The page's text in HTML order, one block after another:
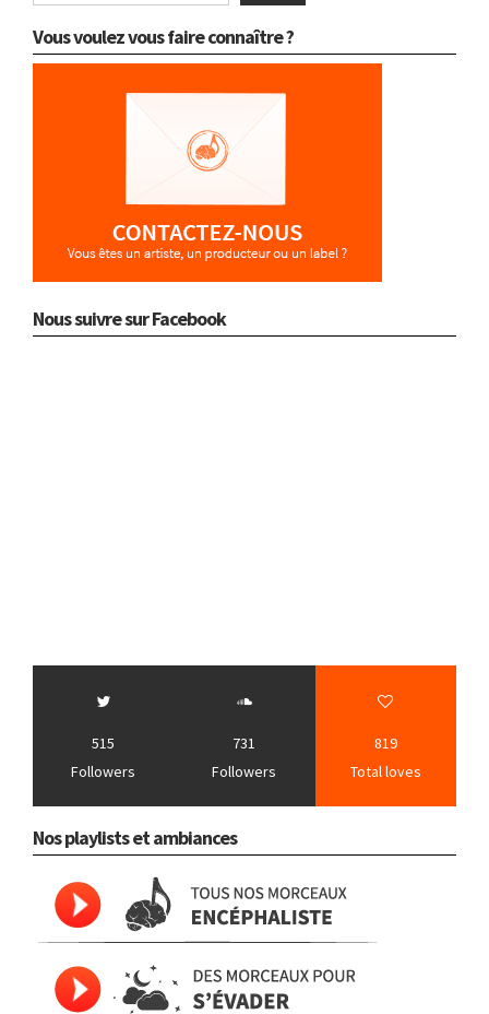
Vous voulez vous faire connaître ?
Nous suivre sur Facebook
515
Followers
731
Followers
819
Total loves
Nos playlists et ambiances